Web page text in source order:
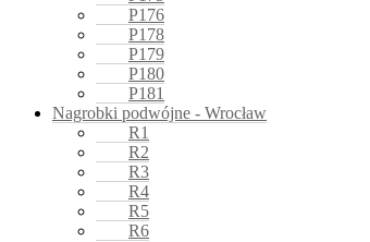
P176
P178
P179
P180
P181
Nagrobki podwójne - Wrocław
R1
R2
R3
R4
R5
R6